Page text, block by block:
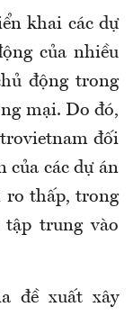
khai các dự
của nhiều
động trong
mại. Do đó,
đối
của các dự án
ro thấp, trong
trung vào
đề xuất xây